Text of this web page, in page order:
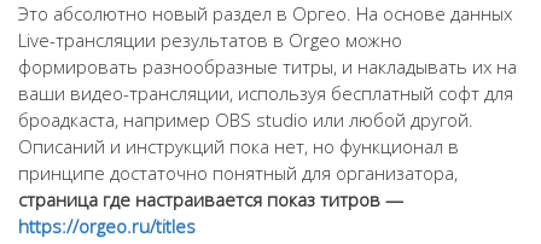
Новый
функционал
—
титры
для
видео
трансляций
и
Это абсолютно новый раздел в Оргео. На основе данных
Live-трансляции результатов в Orgeo можно
формировать разнообразные титры, и накладывать их на
ваши видео-трансляции, используя бесплатный софт для
броадкаста, например OBS studio или любой другой.
Описаний и инструкций пока нет, но функционал в
принципе достаточно понятный для организатора,
страница где настраивается показ титров —
https://orgeo.ru/titles